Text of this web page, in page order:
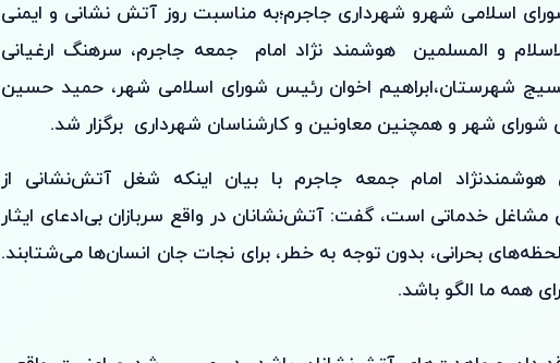
اسلامی شهرو شهرداری جاجرم؛به مناسبت روز آتش‌ نشانی و ایمنی
و المسلمین هوشمند‌ نژاد امام جمعه جاجرم، سرهنگ ارغیانی
شهرستان،ابراهیم اخوان رئیس شورای اسلامی شهر، حمید حسین
شورای شهر و همچنین معاونین و کارشناسان شهرداری برگزار شد.
هوشمند‌نژاد امام جمعه جاجرم با بیان اینکه شغل آتش‌نشانی از
خدماتی است، گفت: آتش‌نشانان در واقع سربازان بی‌ادعای ایثار
بحرانی، بدون توجه به خطر، برای نجات جان انسان‌ها می‌شتابند.
همه ما الگو باشد.